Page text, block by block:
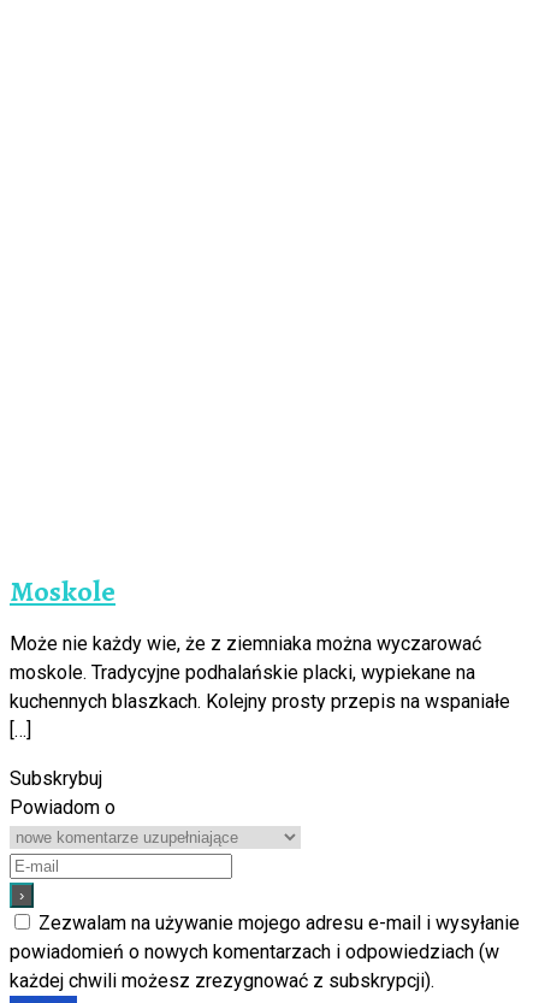
Moskole
Może nie każdy wie, że z ziemniaka można wyczarować
moskole. Tradycyjne podhalańskie placki, wypiekane na
kuchennych blaszkach. Kolejny prosty przepis na wspaniałe
[…]
Subskrybuj
Powiadom o
Zezwalam na używanie mojego adresu e-mail i wysyłanie
powiadomień o nowych komentarzach i odpowiedziach (w
każdej chwili możesz zrezygnować z subskrypcji).